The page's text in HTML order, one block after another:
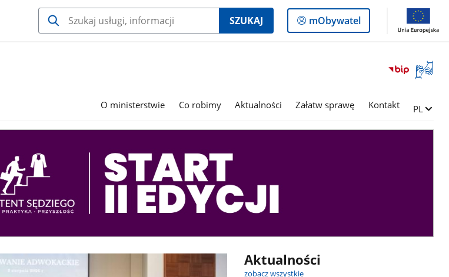
SZUKAJ
Logowanie
do
mObywatel
Otwórz
okno
języka
O ministerstwie Co robimy Aktualności Załatw sprawę Kontakt Zmień
PL
Aktualności
zobacz wszystkie